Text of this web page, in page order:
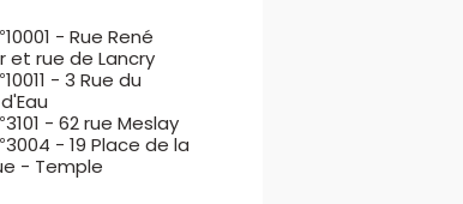
- Rue René
et rue de Lancry
- 3 Rue du
- 62 rue Meslay
- 19 Place de la
- Temple